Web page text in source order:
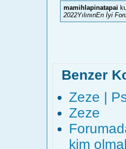
mamihlapinatapai
2022YılınınEn İyi
Benzer
Zeze |
Zeze
kim